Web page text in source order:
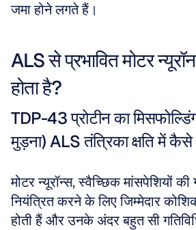
जमा होने लगते हैं।
ALS से प्रभावित मोटर
होता है?
TDP-43 प्रोटीन का
मुड़ना) ALS तंत्रिका क्षति में कैसे
मोटर न्यूरॉन्स, स्वैच्छिक मांसपेशियों की
नियंत्रित करने के लिए जिम्मेदार
होती हैं और उनके अंदर बहुत सी